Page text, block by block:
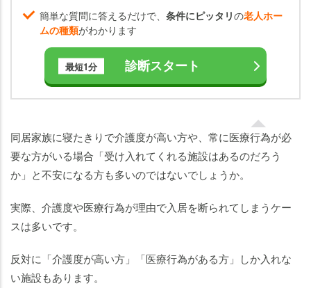
簡単な質問に答えるだけで、 条件にピッタリの老人ホー
ムの種類がわかります
最短1分 診断スタート
同居家族に寝たきりで介護度が高い方や、常に医療行為が必
要な方がいる場合「受け入れてくれる施設はあるのだろう
か」と不安になる方も多いのではないでしょうか。
実際、介護度や医療行為が理由で入居を断られてしまうケー
スは多いです。
反対に「介護度が高い方」「医療行為がある方」しか入れな
い施設もあります。
院
介
付
き
料
老
人
ホ
ー
ム
健
(介